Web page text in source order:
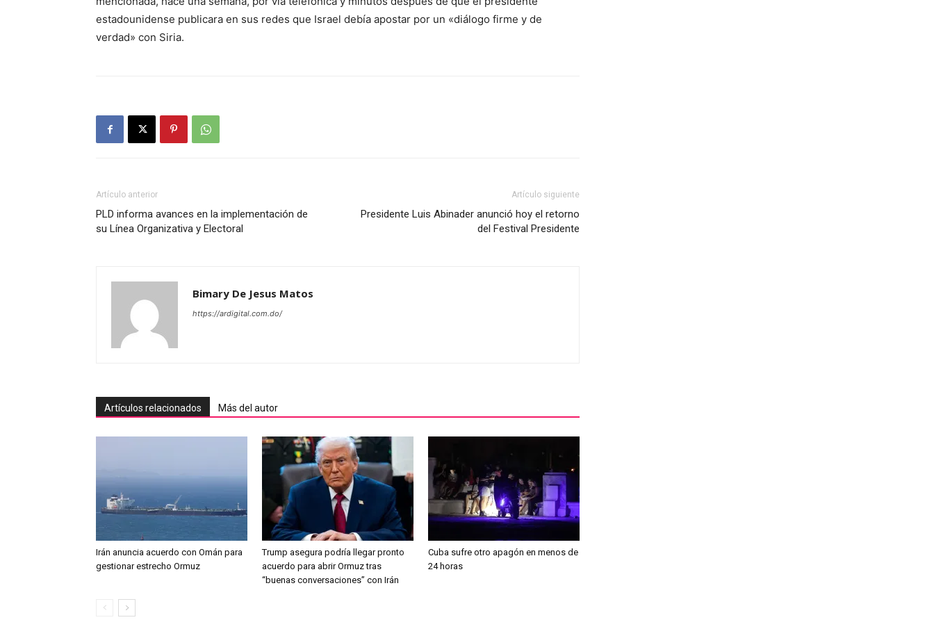
estadounidense publicara en sus redes que Israel debía apostar por un «diálogo firme y de
verdad» con Siria.
Artículo anterior
PLD informa avances en la implementación de
su Línea Organizativa y Electoral
Artículo siguiente
Presidente Luis Abinader anunció hoy el retorno
del Festival Presidente
Bimary De Jesus Matos
https://ardigital.com.do/
Artículos relacionados Más del autor
Irán anuncia acuerdo con Omán para
gestionar estrecho Ormuz
Trump asegura podría llegar pronto
acuerdo para abrir Ormuz tras
“buenas conversaciones” con Irán
Cuba sufre otro apagón en menos de
24 horas